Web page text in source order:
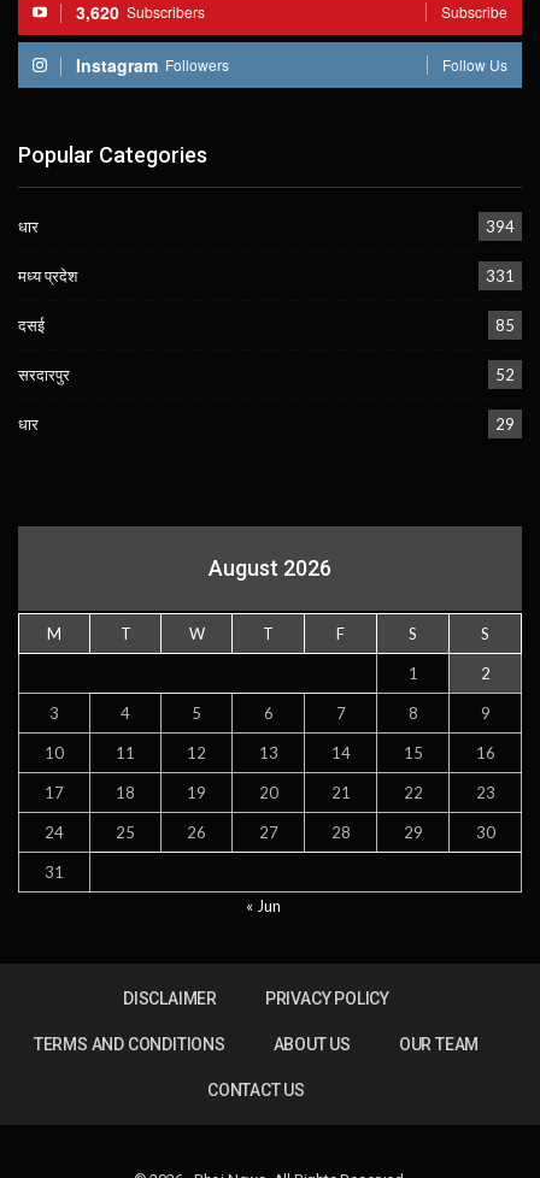
3,620 Subscribers Subscribe
Instagram Followers Follow Us
Popular Categories
धार 394
मध्य प्रदेश 331
दसई 85
सरदारपुर 52
धार 29
August 2026
M T W T F S S
1 2
3 4 5 6 7 8 9
10 11 12 13 14 15 16
17 18 19 20 21 22 23
24 25 26 27 28 29 30
31
« Jun
DISCLAIMER PRIVACY POLICY
TERMS AND CONDITIONS ABOUT US OUR TEAM
CONTACT US